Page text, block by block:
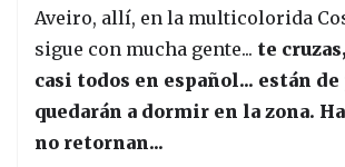
Aveiro, allí, en la multicolorida
sigue con mucha gente... te
casi todos en español... están
quedarán a dormir en la zona.
no retornan...